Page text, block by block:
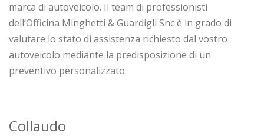
marca di autoveicolo. Il team di professionisti
dell’Officina Minghetti & Guardigli Snc è in grado di
valutare lo stato di assistenza richiesto dal vostro
autoveicolo mediante la predisposizione di un
preventivo personalizzato.
Collaudo